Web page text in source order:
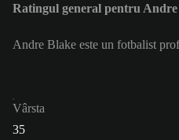
Ratingul general pentru
Andre Blake este un fotbalist
Vârsta
35